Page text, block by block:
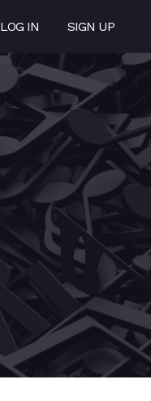
LOG IN SIGN UP